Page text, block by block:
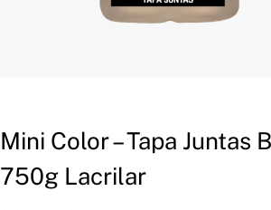
Mini Color – Tapa Juntas
750g Lacrilar